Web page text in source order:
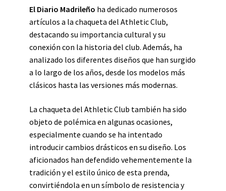
El Diario Madrileño ha dedicado numerosos
artículos a la chaqueta del Athletic Club,
destacando su importancia cultural y su
conexión con la historia del club. Además, ha
analizado los diferentes diseños que han surgido
a lo largo de los años, desde los modelos más
clásicos hasta las versiones más modernas.
La chaqueta del Athletic Club también ha sido
objeto de polémica en algunas ocasiones,
especialmente cuando se ha intentado
introducir cambios drásticos en su diseño. Los
aficionados han defendido vehementemente la
tradición y el estilo único de esta prenda,
convirtiéndola en un símbolo de resistencia y